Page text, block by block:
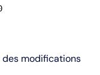
des modifications